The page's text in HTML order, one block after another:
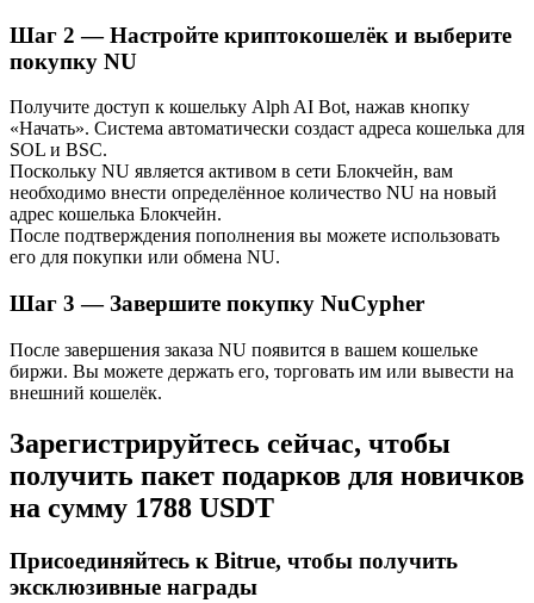
Изучите стейкинг
Узнайте о пассивном доходе
Bitrue
Bitrue Партнеры
Партнеры Bitrue
Шаг 2 — Настройте криптокошелёк и выберите
покупку NU
Получите доступ к кошельку Alph AI Bot, нажав кнопку
«Начать». Система автоматически создаст адреса кошелька для
SOL и BSC.
Поскольку NU является активом в сети Блокчейн, вам
необходимо внести определённое количество NU на новый
адрес кошелька Блокчейн.
После подтверждения пополнения вы можете использовать
его для покупки или обмена NU.
Шаг 3 —Завершите покупку NuCypher
После завершения заказа NU появится в вашем кошельке
биржи. Вы можете держать его, торговать им или вывести на
внешний кошелёк.
Зарегистрируйтесь сейчас, чтобы
получить пакет подарков для новичков
на сумму 1788 USDT
Присоединяйтесь к Bitrue, чтобы получить
эксклюзивные награды